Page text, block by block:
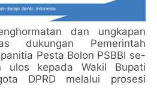
dan ungkapan
dukungan Pemerintah
Pesta Bolon PSBBI se-
ulos kepada Wakil Bupati
DPRD melalui prosesi